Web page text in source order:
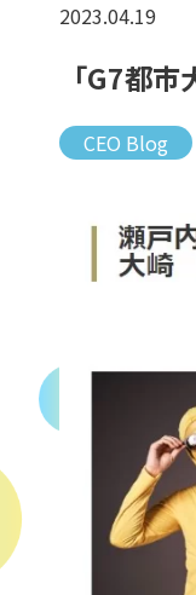
2023.04.19
「G7都
CEO Blog